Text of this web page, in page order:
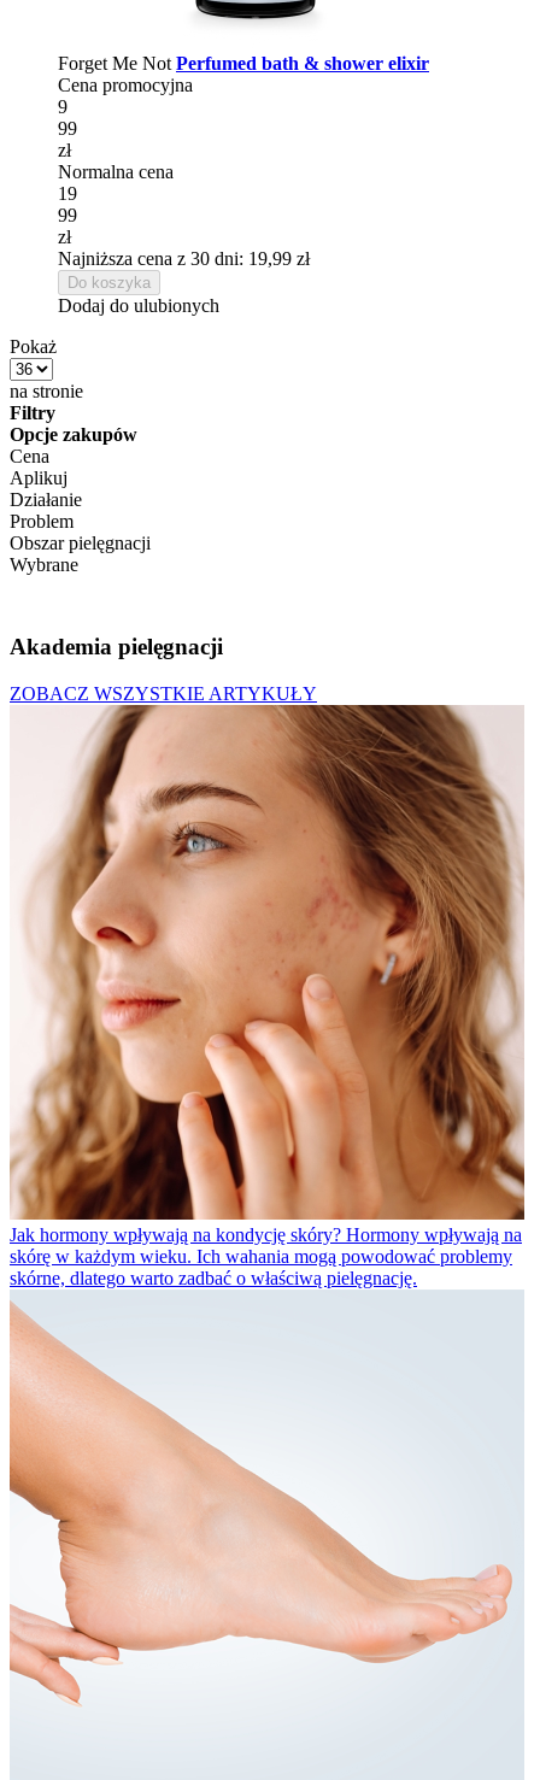
Forget Me Not Perfumed bath & shower elixir
Cena promocyjna
9
99
zł
Normalna cena
19
99
zł
Najniższa cena z 30 dni: 19,99 zł
Do koszyka
Dodaj do ulubionych
Pokaż
na stronie
Filtry
Opcje zakupów
Cena
Aplikuj
Działanie
Problem
Obszar pielęgnacji
Wybrane
Akademia pielęgnacji
ZOBACZ WSZYSTKIE ARTYKUŁY
Jak hormony wpływają na kondycję skóry? Hormony wpływają na
skórę w każdym wieku. Ich wahania mogą powodować problemy
skórne, dlatego warto zadbać o właściwą pielęgnację.